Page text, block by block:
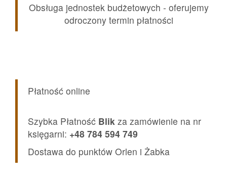
Obsługa jednostek budżetowych - oferujemy
odroczony termin płatności
Płatność online
Szybka Płatność Blik za zamówienie na nr
księgarni: +48 784 594 749
Dostawa do punktów Orlen i Żabka